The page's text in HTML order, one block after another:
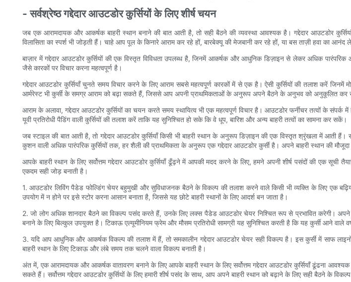
- सर्वश्रेष्ठ गद्देदार आउटडोर कुर्सियों के लिए शीर्ष चयन
जब एक आरामदायक और आकर्षक बाहरी स्थान बनाने की बात आती है, तो सही बैठने की व्यवस्था आवश्यक है। गद्देदार आउटडोर
विलासिता का स्पर्श भी जोड़ती हैं। चाहे आप पूल के किनारे आराम कर रहे हों, बारबेक्यू की मेजबानी कर रहे हों, या बस ताज़ी हवा का
बाज़ार में गद्देदार आउटडोर कुर्सियों की एक विस्तृत विविधता उपलब्ध है, जिनमें आकर्षक और आधुनिक डिज़ाइन से लेकर अधिक
जैसे कारकों पर विचार करना महत्वपूर्ण है।
गद्देदार आउटडोर कुर्सियाँ चुनते समय विचार करने के लिए आराम सबसे महत्वपूर्ण कारकों में से एक है। ऐसी कुर्सियों की तलाश करें जिनमें
आर्मरेस्ट भी कुर्सी के समग्र आराम को बढ़ा सकते हैं, जिससे आप अपनी प्राथमिकताओं के अनुरूप अपने बैठने के अनुभव को अनुकूलित कर
आराम के अलावा, गद्देदार आउटडोर कुर्सियों का चयन करते समय स्थायित्व भी एक महत्वपूर्ण विचार है। आउटडोर फर्नीचर तत्वों के संपर्क
यूवी प्रतिरोधी पैडिंग वाली कुर्सियों की तलाश करें ताकि यह सुनिश्चित हो सके कि वे धूप, बारिश और अन्य बाहरी तत्वों का सामना कर सकें।
जब स्टाइल की बात आती है, तो गद्देदार आउटडोर कुर्सियाँ किसी भी बाहरी स्थान के अनुरूप डिज़ाइन की एक विस्तृत श्रृंखला में
कुशन वाली अधिक पारंपरिक कुर्सियों तक, हर शैली की प्राथमिकता के अनुरूप एक गद्देदार आउटडोर कुर्सी है। अपने बाहरी स्थान की
आपके बाहरी स्थान के लिए सर्वोत्तम गद्देदार आउटडोर कुर्सियाँ ढूँढ़ने में आपकी मदद करने के लिए, हमने अपनी शीर्ष पसंदों की एक सूची
एकदम सही जोड़ बनाती है।
1. आउटडोर लिविंग पैडेड फोल्डिंग चेयर बहुमुखी और सुविधाजनक बैठने के विकल्प की तलाश करने वाले किसी भी व्यक्ति के लिए एक
उपयोग में न होने पर इसे स्टोर करना आसान बनाता है, जिससे यह छोटे बाहरी स्थानों के लिए आदर्श बन जाता है।
2. जो लोग अधिक शानदार बैठने का विकल्प पसंद करते हैं, उनके लिए लक्स पैडेड आउटडोर चेयर निश्चित रूप से प्रभावित करेगी।
बनाने के लिए बिल्कुल उपयुक्त है। टिकाऊ एल्यूमीनियम फ्रेम और मौसम प्रतिरोधी सामग्री यह सुनिश्चित करती है कि यह कुर्सी आने वाले
3. यदि आप आधुनिक और आकर्षक विकल्प की तलाश में हैं, तो समकालीन गद्देदार आउटडोर चेयर सही विकल्प है। इस कुर्सी में साफ
बाहरी स्थान के लिए टिकाऊ और लंबे समय तक चलने वाला विकल्प बनाती है।
अंत में, एक आरामदायक और आकर्षक वातावरण बनाने के लिए आपके बाहरी स्थान के लिए सर्वोत्तम गद्देदार आउटडोर कुर्सियाँ ढूंढना
सकते हैं। सर्वोत्तम गद्देदार आउटडोर कुर्सियों के लिए हमारी शीर्ष पसंद के साथ, आप अपने बाहरी स्थान को बढ़ाने के लिए सही बैठने के